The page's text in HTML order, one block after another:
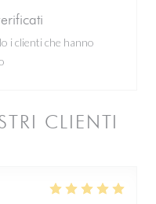
CLIENTI
i clienti che hanno